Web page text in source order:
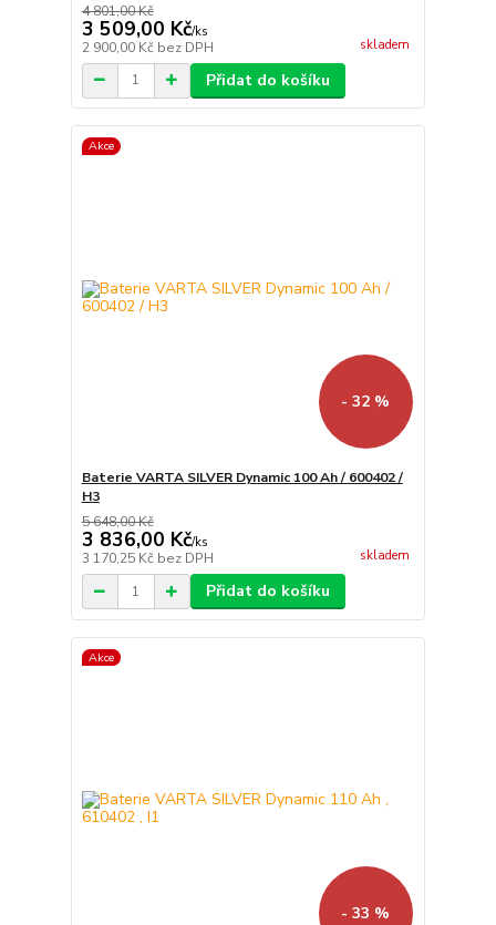
4 801,00 Kč
3 509,00 Kč/ks
2 900,00 Kč bez DPH skladem
Přidat do košíku
Akce
- 32 %
Baterie VARTA SILVER Dynamic 100 Ah / 600402 /
H3
5 648,00 Kč
3 836,00 Kč/ks
3 170,25 Kč bez DPH skladem
Přidat do košíku
Akce
- 33 %